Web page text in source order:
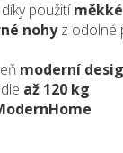
použití
nohyz odolné
moderní
až 120 kg